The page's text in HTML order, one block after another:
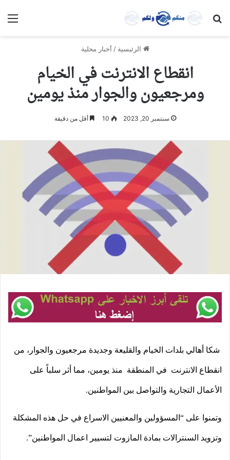
بحث عن
الرئيسية / أخبار محلية
انقطاع الانترنت في الخيام
ومرجعيون والجوار منذ يومين
سبتمبر 20, 2023 10 أقل من دقيقة
شكا أهالي بلدات الخيام والقليعة وجديدة مرجعيون والجوار، من
انقطاع الانترنت في المنطقة منذ يومين، مما أثر سلباً على
الأعمال التجارية والتواصل بين المواطنين.
وتمنوا على “المسؤولين والمعنيين الاسراع في حل هذه المشكلة
وتزويد السنترالات بمادة المازوت لتسيير اعمال المواطنين”.